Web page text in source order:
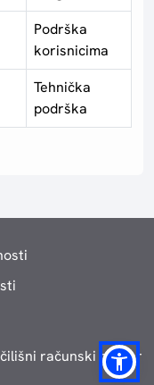
Podrška
korisnicima
Tehnička
podrška
računski centar